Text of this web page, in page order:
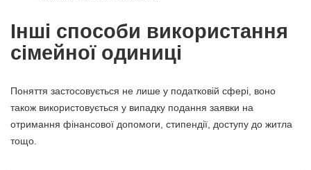
Інші способи використання
сімейної одиниці
Поняття застосовується не лише у податковій сфері, воно
також використовується у випадку подання заявки на
отримання фінансової допомоги, стипендії, доступу до житла
тощо.